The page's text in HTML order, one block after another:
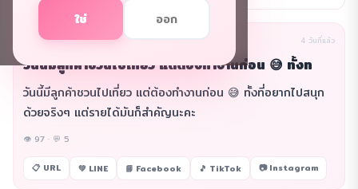
ใช่ ออก
เรื่องฮา นิรนาม(ผู้เขียน) 4 วันที่แล้ว
วันนี้มีลูกค้าชวนไปเที่ยว แต่ต้องทำงานก่อน 😅 ทั้งท
วันนี้มีลูกค้าชวนไปเที่ยว แต่ต้องทำงานก่อน 😅 ทั้งที่อยากไปสนุก
ด้วยจริงๆ แต่รายได้มันก็สำคัญนะคะ
👁 97 · 💬 5
📋 URL 💚 LINE 📘 Facebook 🎵 TikTok 📷 Instagram